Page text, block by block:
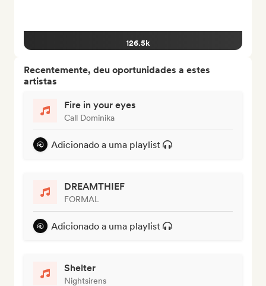
126.5k
Recentemente, deu oportunidades a estes
artistas
Fire in your eyes
Call Dominika
Adicionado a uma playlist
DREAMTHIEF
FORMAL
Adicionado a uma playlist
Shelter
Nightsirens